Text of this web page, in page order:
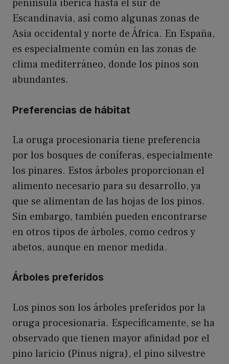
península ibérica hasta el sur de
Escandinavia, así como algunas zonas de
Asia occidental y norte de África. En España,
es especialmente común en las zonas de
clima mediterráneo, donde los pinos son
abundantes.
Preferencias de hábitat
La oruga procesionaria tiene preferencia
por los bosques de coníferas, especialmente
los pinares. Estos árboles proporcionan el
alimento necesario para su desarrollo, ya
que se alimentan de las hojas de los pinos.
Sin embargo, también pueden encontrarse
en otros tipos de árboles, como cedros y
abetos, aunque en menor medida.
Árboles preferidos
Los pinos son los árboles preferidos por la
oruga procesionaria. Específicamente, se ha
observado que tienen mayor afinidad por el
pino laricio (Pinus nigra), el pino silvestre